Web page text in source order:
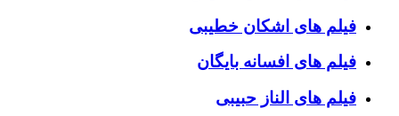
فیلم های اشکان خطیبی
فیلم های افسانه بایگان
فیلم های الناز حبیبی